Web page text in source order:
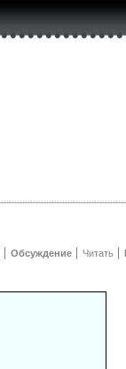
Обсуждение Читать